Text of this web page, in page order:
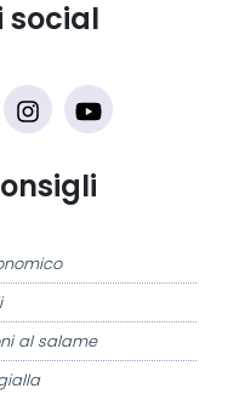
al salame
social